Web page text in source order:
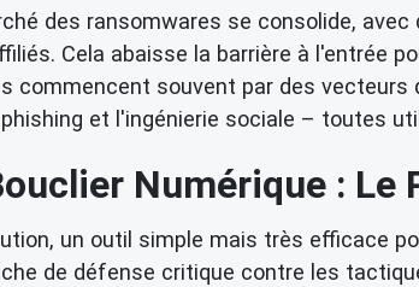
des ransomwares se consolide,
Cela abaisse la barrière à l'entrée
commencent souvent par des
et l'ingénierie sociale – toutes
Numérique : Le
un outil simple mais très efficace
de défense critique contre les